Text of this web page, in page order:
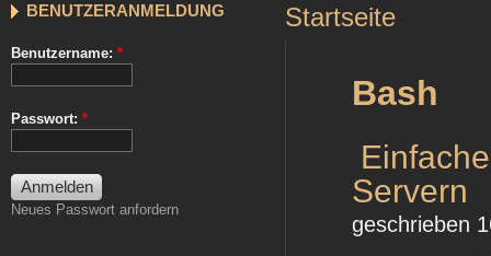
BENUTZERANMELDUNG
Benutzername: *
Passwort: *
Neues Passwort anfordern
Startseite
Bash
Servern
geschrieben